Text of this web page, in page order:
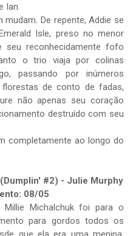
Ian.
De repente, Addie se
Isle, preso no menor
reconhecidamente fofo
o trio viaja por colinas
passando por inúmeros
de conto de fadas,
não apenas seu coração
destruído com seu
completamente ao longo do
#2) - Julie Murphy
08/05
Millie Michalchuk foi para o
para gordos todos os